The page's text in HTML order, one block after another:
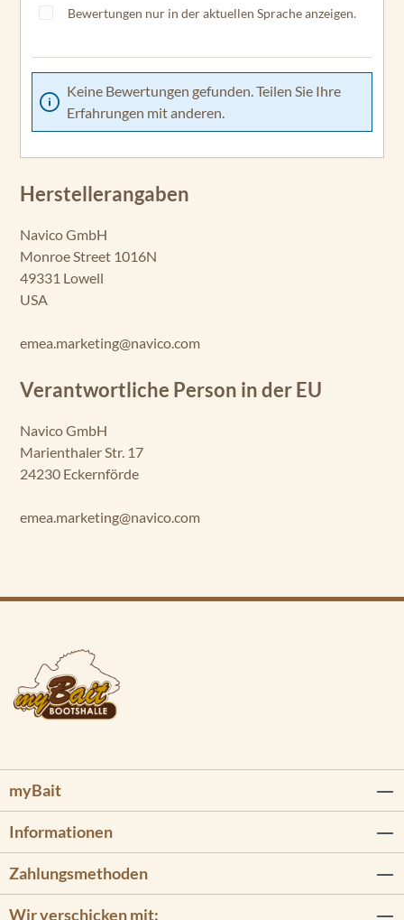
Bewertungen nur in der aktuellen Sprache anzeigen.
Keine Bewertungen gefunden. Teilen Sie Ihre
Erfahrungen mit anderen.
Herstellerangaben
Navico GmbH
Monroe Street 1016N
49331 Lowell
USA
emea.marketing@navico.com
Verantwortliche Person in der EU
Navico GmbH
Marienthaler Str. 17
24230 Eckernförde
emea.marketing@navico.com
myBait
Informationen
Zahlungsmethoden
Wir verschicken mit: